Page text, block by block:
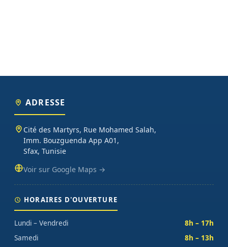
ADRESSE
Cité des Martyrs, Rue Mohamed Salah,
Imm. Bouzguenda App A01,
Sfax, Tunisie
Voir sur Google Maps →
HORAIRES D'OUVERTURE
Lundi – Vendredi
8h – 17h
Samedi
8h – 13h